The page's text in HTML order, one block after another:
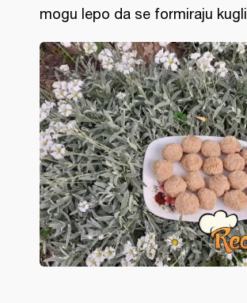
mogu lepo da se formiraju